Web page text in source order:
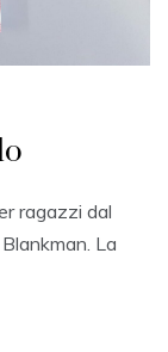
ragazzi dal
La